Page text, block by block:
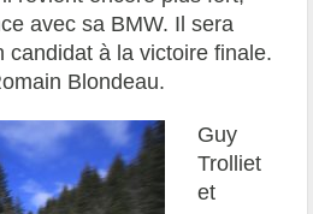
avec sa BMW. Il sera
candidat à la victoire finale.
Blondeau.
Guy
Trolliet
et